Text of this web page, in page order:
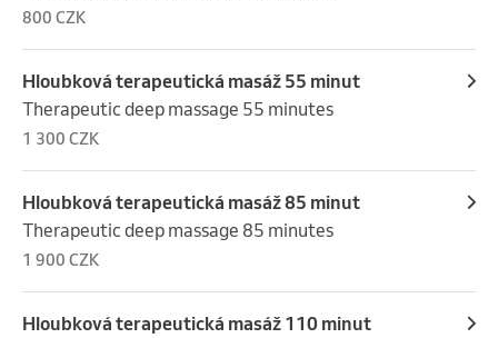
800 CZK
Hloubková terapeutická masáž 55 minut
Therapeutic deep massage 55 minutes
1 300 CZK
Hloubková terapeutická masáž 85 minut
Therapeutic deep massage 85 minutes
1 900 CZK
Hloubková terapeutická masáž 110 minut